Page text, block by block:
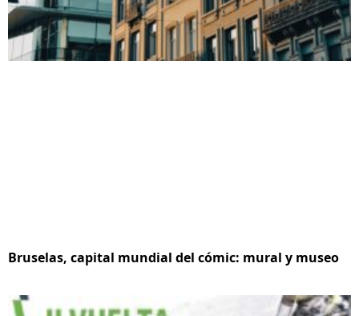
Bruselas, capital mundial del cómic: mural y museo